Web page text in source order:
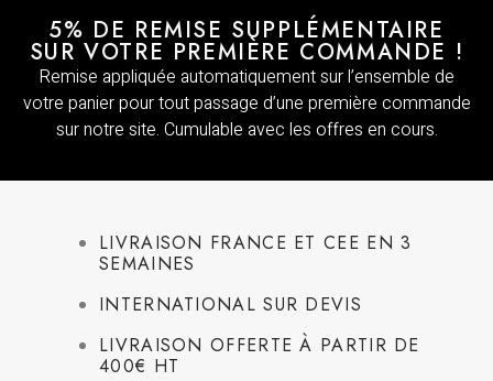
5% DE REMISE SUPPLÉMENTAIRE
SUR VOTRE PREMIÈRE COMMANDE !
Remise appliquée automatiquement sur l’ensemble de
votre panier pour tout passage d’une première commande
sur notre site. Cumulable avec les offres en cours.
LIVRAISON FRANCE ET CEE EN 3
SEMAINES
INTERNATIONAL SUR DEVIS
LIVRAISON OFFERTE À PARTIR DE
400€ HT